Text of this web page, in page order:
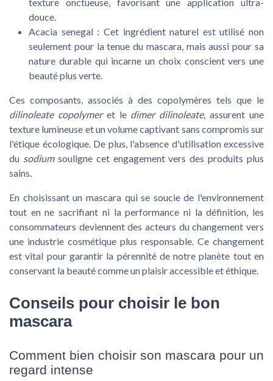
douce.
Acacia senegal : Cet ingrédient naturel est utilisé non
seulement pour la tenue du mascara, mais aussi pour sa
nature durable qui incarne un choix conscient vers une
beauté plus verte.
Ces composants, associés à des copolymères tels que le
dilinoleate copolymeret le dimer dilinoleate, assurent une
texture lumineuse et un volume captivant sans compromis sur
l'étique écologique. De plus, l'absence d'utilisation excessive
du sodiumsouligne cet engagement vers des produits plus
sains.
En choisissant un mascara qui se soucie de l'environnement
tout en ne sacrifiant ni la performance ni la définition, les
consommateurs deviennent des acteurs du changement vers
une industrie cosmétique plus responsable. Ce changement
est vital pour garantir la pérennité de notre planète tout en
conservant la beauté comme un plaisir accessible et éthique.
Conseils pour choisir le bon
mascara
Comment bien choisir son mascara pour un
regard intense